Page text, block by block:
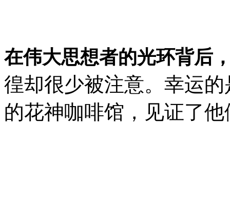
在伟大思想者的光环背后
徨却很少被注意。幸运
的花神咖啡馆，见证了